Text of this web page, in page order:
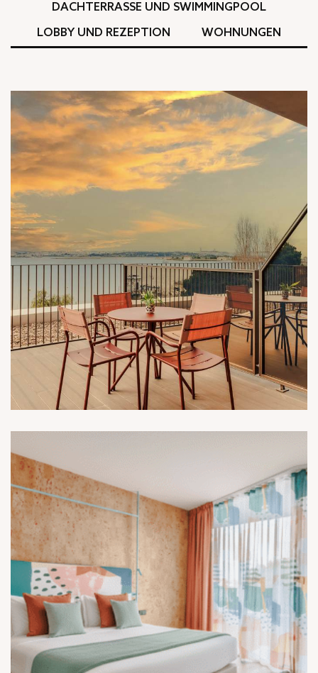
DACHTERRASSE UND SWIMMINGPOOL
LOBBY UND REZEPTION
WOHNUNGEN